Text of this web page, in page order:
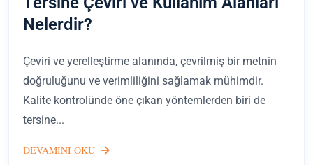
Nelerdir?
Çeviri ve yerelleştirme alanında, çevrilmiş bir metnin
doğruluğunu ve verimliliğini sağlamak mühimdir.
Kalite kontrolünde öne çıkan yöntemlerden biri de
tersine...
DEVAMINI OKU